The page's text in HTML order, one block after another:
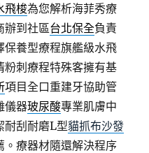
飛梭為您解析海菲秀療
辦到社區台北保全負責
保養型療程旗艦級水飛
粉刺療程特殊客擁有基
項目全口重建牙協助管
儀器玻尿酸專業肌膚中
耐刮耐磨L型貓抓布沙發
。療器材隨還解決程序